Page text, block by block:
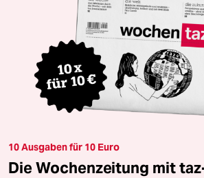
10 Ausgaben für 10 Euro
Die Wochenzeitung mit